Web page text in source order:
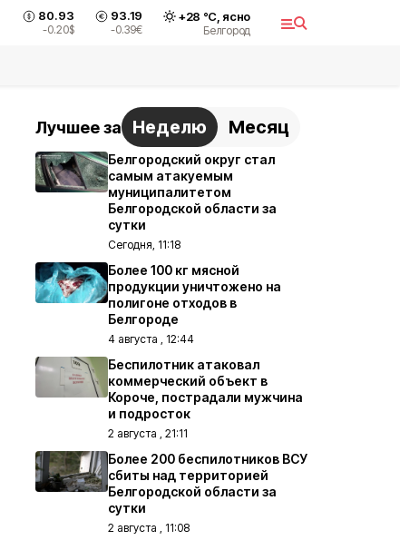
80.93
-0.20$
93.19
-0.39€
+28 °С, ясно
Белгород
Лучшее за Неделю Месяц
Белгородский округ стал
самым атакуемым
муниципалитетом
Белгородской области за
сутки
Сегодня, 11:18
Более 100 кг мясной
продукции уничтожено на
полигоне отходов в
Белгороде
4 августа , 12:44
Беспилотник атаковал
коммерческий объект в
Короче, пострадали мужчина
и подросток
2 августа , 21:11
Более 200 беспилотников ВСУ
сбиты над территорией
Белгородской области за
сутки
2 августа , 11:08